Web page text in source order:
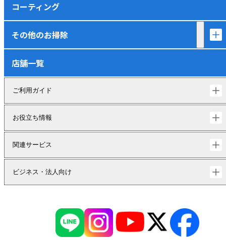
コーティング
その他のお掃除
店舗一覧
ご利用ガイド
お役立ち情報
関連サービス
ビジネス・法人向け